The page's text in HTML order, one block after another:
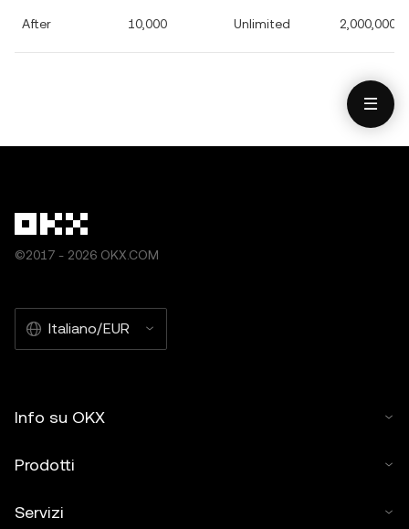
After 10,000 Unlimited 2,000,000
©2017 - 2026 OKX.COM
Italiano/EUR
Info su OKX
Prodotti
Servizi